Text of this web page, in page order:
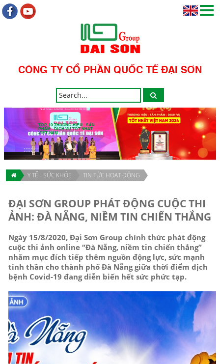
CÔNG TY CỔ PHẦN QUỐC TẾ ĐẠI SƠN
TOP 10 THƯƠNG HIỆU - SẢN
PHẨM - DỊCH VỤ TỐT NHẤT
VIỆT NAM
Y TẾ - SỨC KHỎE TIN TỨC HOẠT ĐỘNG
ĐẠI SƠN GROUP PHÁT ĐỘNG CUỘC THI
ẢNH: ĐÀ NẴNG, NIỀM TIN CHIẾN THẮNG
Ngày 15/8/2020, Đại Sơn Group chính thức phát động
cuộc thi ảnh online “Đà Nẵng, niềm tin chiến thắng”
nhằm mục đích tiếp thêm nguồn động lực, sức mạnh
tinh thần cho thành phố Đà Nẵng giữa thời điểm dịch
bệnh Covid-19 đang diễn biến hết sức phức tạp.